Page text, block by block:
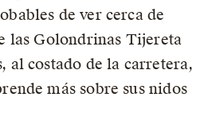
de ver cerca de
las Golondrinas Tijereta
al costado de la carretera,
más sobre sus nidos